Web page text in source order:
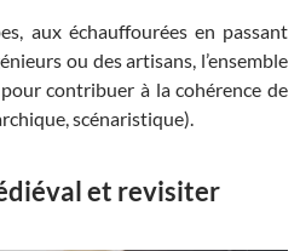
aux échauffourées en passant
ou des artisans, l’ensemble
contribuer à la cohérence de
scénaristique).
et revisiter